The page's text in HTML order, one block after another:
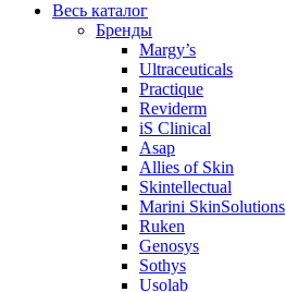
Весь каталог
Бренды
Margy’s
Ultraceuticals
Practique
Reviderm
iS Clinical
Asap
Allies of Skin
Skintellectual
Marini SkinSolutions
Ruken
Genosys
Sothys
Usolab